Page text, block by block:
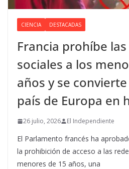
CIENCIA DESTACADAS
Francia prohíbe
sociales a los
años y se
país de Europa en
26 julio, 2026 El Independiente
El Parlamento francés ha
la prohibición de acceso a las
menores de 15 años, una